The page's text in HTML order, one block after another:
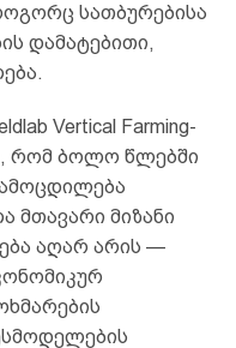
სათბურებისა
დამატებითი,
Vertical Farming-
რომ ბოლო წლებში
მთავარი მიზანი
აღარ არის —